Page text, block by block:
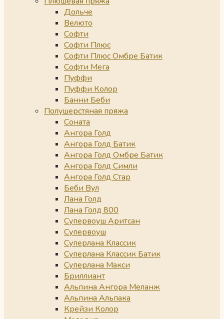
Дольче
Велюто
Софти
Софти Плюс
Софти Плюс Омбре Батик
Софти Мега
Пуффи
Пуффи Колор
Банни Беби
Полушерстяная пряжа
Соната
Ангора Голд
Ангора Голд Батик
Ангора Голд Омбре Батик
Ангора Голд Симли
Ангора Голд Стар
Беби Вул
Лана Голд
Лана Голд 800
Супервоуш Аритсан
Супервоуш
Суперлана Классик
Суперлана Классик Батик
Суперлана Макси
Бриллиант
Альпина Ангора Меланж
Альпина Альпака
Крейзи Колор